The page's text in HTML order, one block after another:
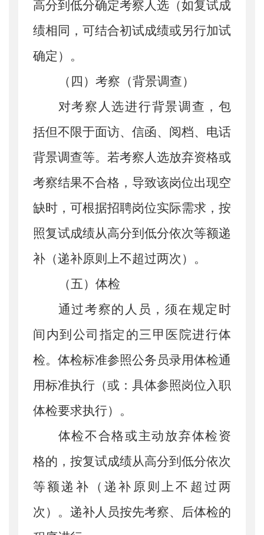
高分到低分确定考察人选（如复试成
绩相同，可结合初试成绩或另行加试
确定）。
（ 四 ） 考察（背景调查）
对考察 人选进行背景调查，包
括但不限于面访、信函、阅档、电话
背景调查等。 若考察人选放弃资格或
考察结果不合格，导致该岗位出现空
缺时，可根据招聘岗位实际需求，按
照复试成绩从高分到低分依次等额递
补（递补原则上不超过两次）。
（五） 体检
通过考察的人员，须在规定时
间内到公司指定的三甲医院进行体
检。体检标准参照公务员录用体检通
用标准执行（或：具体参照岗位入职
体检要求执行）。
体检不合格或主动放弃体检资
格的，按复试成绩从高分到低分依次
等额递补（递补原则上不超过两
次）。递补人员按先考察、后体检的